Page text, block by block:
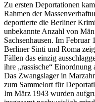
Zu ersten Deportationen
Rahmen der
deportierte die Berliner
unbekannte Anzahl von
Sachsenhausen. Im
Berliner Sinti und Roma
Fällen das einzig
ihre „rassische“
Das Zwangslager in
zum Sammelort für
Im März 1943 wurden